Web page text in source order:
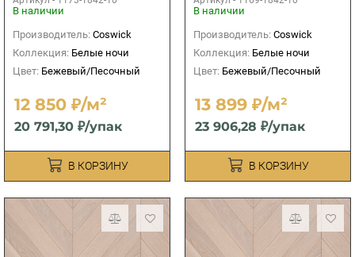
S&B
В наличии
Производитель: Coswick
Коллекция: Белые ночи
Цвет: Бежевый/Песочный
12 850 ₽/м²
20 791,30 ₽/упак
В КОРЗИНУ
S&B
В наличии
Производитель: Coswick
Коллекция: Белые ночи
Цвет: Бежевый/Песочный
13 899 ₽/м²
23 906,28 ₽/упак
В КОРЗИНУ